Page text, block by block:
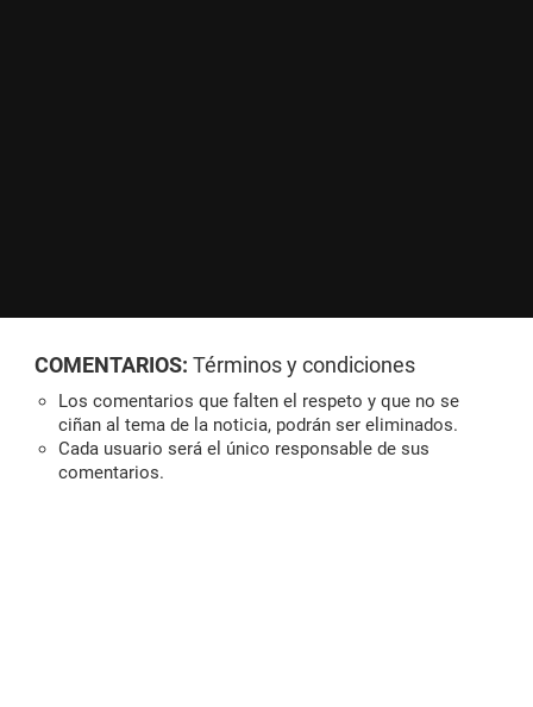
COMENTARIOS: Términos y condiciones
Los comentarios que falten el respeto y que no se
ciñan al tema de la noticia, podrán ser eliminados.
Cada usuario será el único responsable de sus
comentarios.